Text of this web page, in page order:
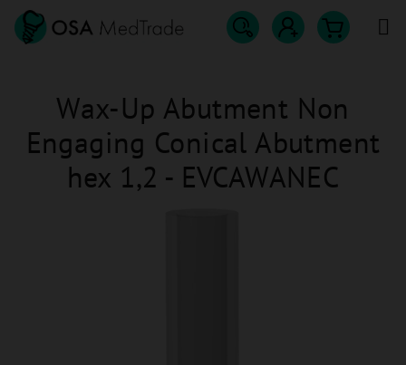
Přejít
obsah
Hledat
košík
Wax-Up Abutment Non
Engaging Conical Abutment
hex 1,2 - EVCAWANEC